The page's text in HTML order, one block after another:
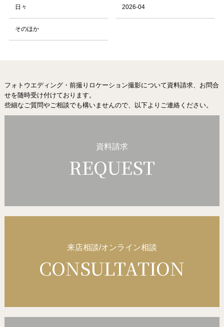
日々
そのほか
2026-04
フォトウエディング・前撮りロケーション撮影について資料請求、お問合
せを随時受け付けております。
些細なご質問やご相談でも構いませんので、以下よりご連絡ください。
資料請求
REQUEST
来店相談/オンライン相談
CONSULTATION